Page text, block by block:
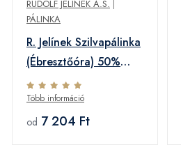
RUDOLF JELÍNEK A.S. |
PÁLINKA
R. Jelínek Szilvapálinka
(Ébresztőóra) 50%
0,7L
Több információ
od 7 204 Ft